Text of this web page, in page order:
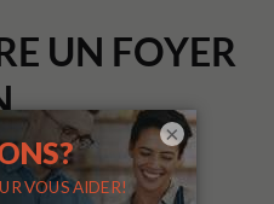
UN FOYER
AU GAZ×